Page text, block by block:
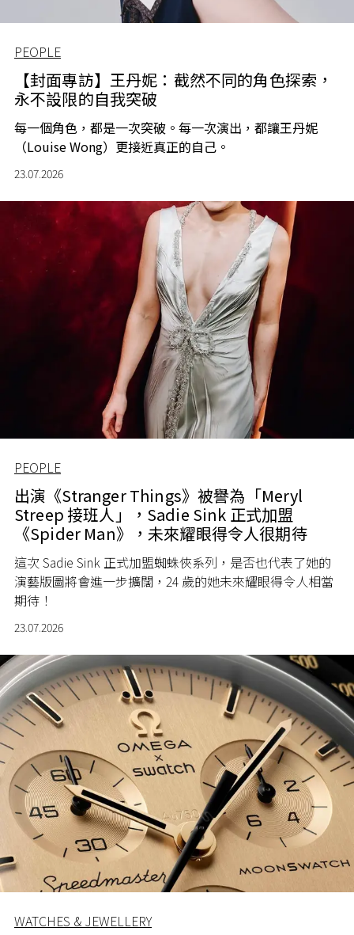
PEOPLE
【封面專訪】王丹妮：截然不同的角色探索，
永不設限的自我突破
每一個角色，都是一次突破。每一次演出，都讓王丹妮
（Louise Wong）更接近真正的自己。
23.07.2026
PEOPLE
出演《Stranger Things》被譽為「Meryl
Streep 接班人」，Sadie Sink 正式加盟
《Spider Man》，未來耀眼得令人很期待
這次 Sadie Sink 正式加盟蜘蛛俠系列，是否也代表了她的
演藝版圖將會進一步擴闊，24 歲的她未來耀眼得令人相當
期待！
23.07.2026
WATCHES & JEWELLERY